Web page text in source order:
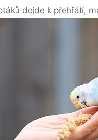
dojde k přehřátí,